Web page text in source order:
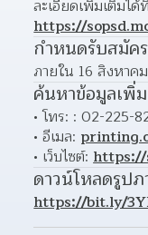
https://
กำหนดรับสมัค
ภายใน 16 สิงหาค
ค้นหาข้อมูลเพิ่
โทร: : 02-225-
อีเมล:
เว็บไซต์: https://
ดาวน์โหลดรูป
https://bit.ly/